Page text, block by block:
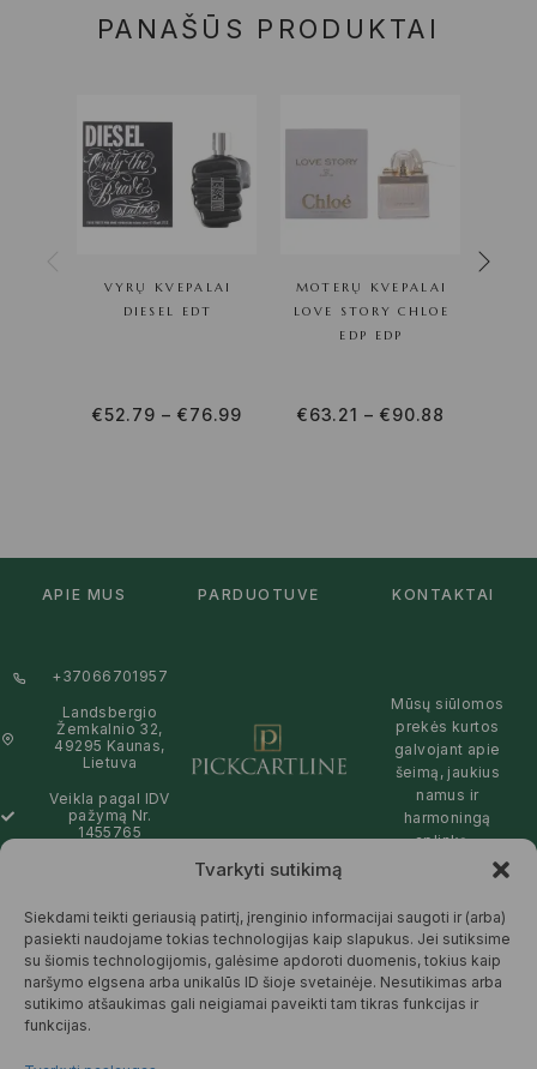
Tvarkyti sutikimą
Siekdami teikti geriausią patirtį, įrenginio informacijai saugoti ir (arba)
pasiekti naudojame tokias technologijas kaip slapukus. Jei sutiksime
su šiomis technologijomis, galėsime apdoroti duomenis, tokius kaip
naršymo elgsena arba unikalūs ID šioje svetainėje. Nesutikimas arba
sutikimo atšaukimas gali neigiamai paveikti tam tikras funkcijas ir
funkcijas.
PANAŠŪS PRODUKTAI
VYRŲ KVEPALAI
DIESEL EDT
€52.79 – €76.99
MOTERŲ KVEPALAI
LOVE STORY CHLOE
EDP EDP
€63.21 – €90.88
APIE MUS PARDUOTUVĖ KONTAKTAI
+37066701957
Landsbergio
Žemkalnio 32,
49295 Kaunas,
Lietuva
Veikla pagal IDV
pažymą Nr.
1455765
09:00 - 19:00
Mūsų siūlomos
prekės kurtos
galvojant apie
šeimą, jaukius
namus ir
harmoningą
aplinką –
draugiškos tiek
Jums, tiek
gamtai.
DAUGIAU